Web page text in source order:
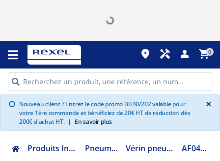
place handyman person shopping_cart0
info Nouveau client ? Entrez le code promo BIENV202 valable pour
votre 1ère commande et bénéficiez de 20€ HT de réduction dès
200€ d'achat HT. | En savoir plus
×
Produits Industriels Pneumatique Vérin pneumatique AF0400050